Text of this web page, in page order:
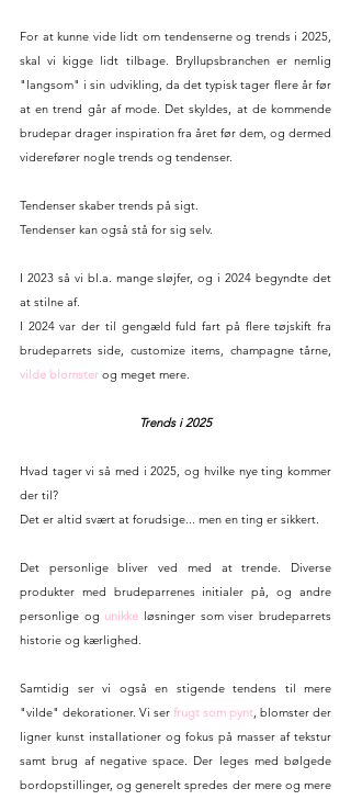
For at kunne vide lidt om tendenserne og trends i 2025,
skal vi kigge lidt tilbage. Bryllupsbranchen er nemlig
"langsom" i sin udvikling, da det typisk tager flere år før
at en trend går af mode. Det skyldes, at de kommende
brudepar drager inspiration fra året før dem, og dermed
viderefører nogle trends og tendenser.
Tendenser skaber trends på sigt.
Tendenser kan også stå for sig selv.
I 2023 så vi bl.a. mange sløjfer, og i 2024 begyndte det
at stilne af.
I 2024 var der til gengæld fuld fart på flere tøjskift fra
vilde blomster og meget mere.
Trends i 2025
Hvad tager vi så med i 2025, og hvilke nye ting kommer
der til?
Det er altid svært at forudsige... men en ting er sikkert.
Det personlige bliver ved med at trende. Diverse
produkter med brudeparrenes initialer på, og andre
personlige og unikke løsninger som viser brudeparrets
historie og kærlighed.
Samtidig ser vi også en stigende tendens til mere
"vilde" dekorationer. Vi ser frugt som pynt, blomster der
ligner kunst installationer og fokus på masser af tekstur
samt brug af negative space. Der leges med bølgede
bordopstillinger, og generelt spredes der mere og mere